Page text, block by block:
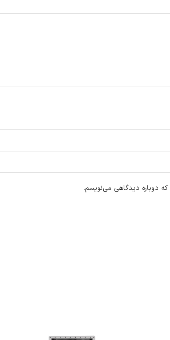
که دوباره دیدگاهی می‌نویسم.